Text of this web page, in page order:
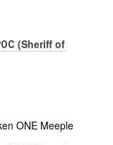
(Sheriff of
ONE Meeple